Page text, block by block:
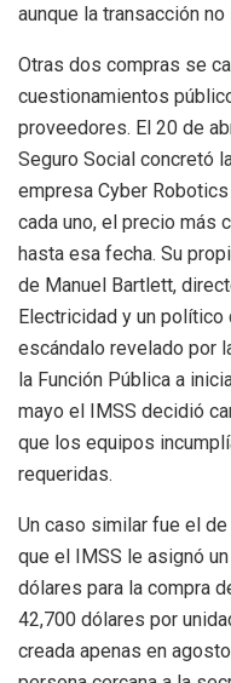
aunque la transacción
Otras dos compras se
cuestionamientos
proveedores. El 20 de
Seguro Social concretó
empresa Cyber
cada uno, el precio más
hasta esa fecha. Su
de Manuel Bartlett,
Electricidad y un político
escándalo revelado por
la Función Pública a
mayo el IMSS decidió
que los equipos
requeridas.
Un caso similar fue el
que el IMSS le asignó
dólares para la compra
42,700 dólares por
creada apenas en